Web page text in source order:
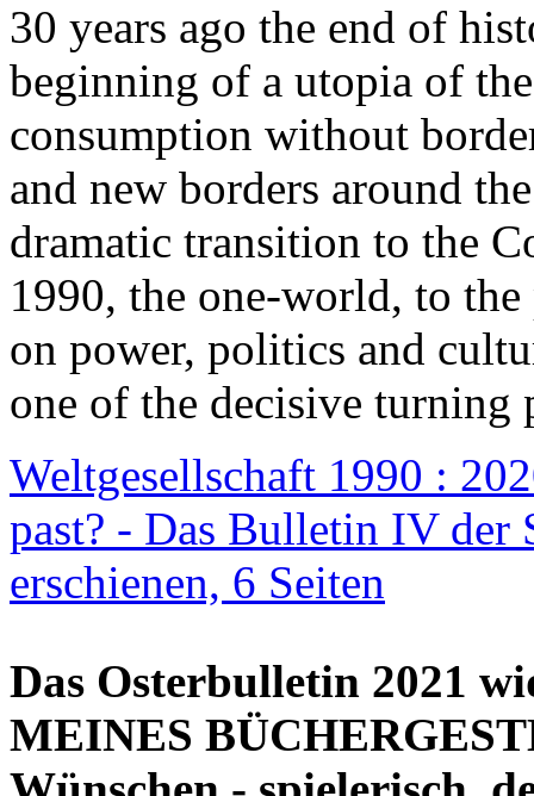
30 years ago the end of
beginning of a utopia of
consumption without
and new borders around
dramatic transition to the
1990, the one-world, to the
on power, politics and
one of the decisive turning
Weltgesellschaft 1990 :
past? - Das Bulletin IV der
erschienen, 6 Seiten
Das Osterbulletin 2021
MEINES